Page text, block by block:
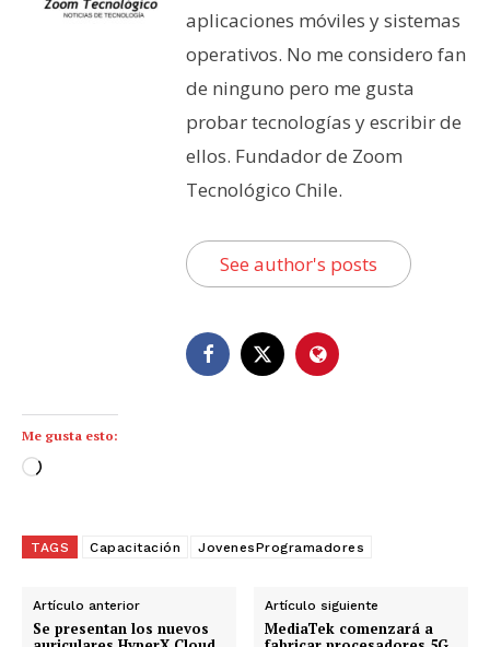
aplicaciones móviles y sistemas
operativos. No me considero fan
de ninguno pero me gusta
probar tecnologías y escribir de
ellos. Fundador de Zoom
Tecnológico Chile.
See author's posts
Me gusta esto:
C
g
n
d
TAGS Capacitación JovenesProgramadores
Artículo anterior
Se presentan los nuevos
Artículo siguiente
MediaTek comenzará a